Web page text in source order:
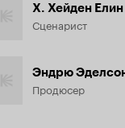
Х. Хейден Елин
Сценарист
Эндрю
Продюсер